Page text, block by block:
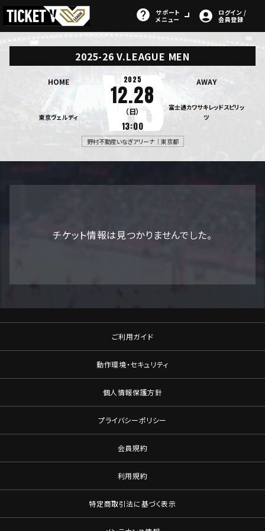
サポート
メニュー
ログイン /
会員登録
2025-26 V.LEAGUE MEN
HOME
東京ヴェルディ
2025
12.28
（日）
13:00
AWAY
富士通カワサキレッドスピリッ
ツ
野村不動産いなぎアリーナ｜東京都
チケット情報は見つかりませんでした。
ご利用ガイド
動作環境・セキュリティ
個人情報保護方針
プライバシーポリシー
会員規約
利用規約
特定商取引法に基づく表示